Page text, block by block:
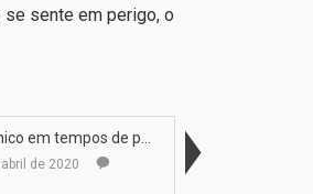
sente em perigo, o
de 2020